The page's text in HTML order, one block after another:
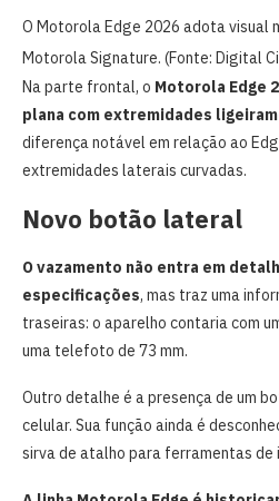
O Motorola Edge 2026 adota visual
Motorola Signature. (Fonte: Digital
Na parte frontal, o Motorola Edge
plana com extremidades
diferença notável em relação ao
extremidades laterais curvadas.
Novo botão lateral
O vazamento não entra em
especificações, mas traz uma
traseiras: o aparelho contaria com
uma telefoto de 73 mm.
Outro detalhe é a presença de um
celular. Sua função ainda é
sirva de atalho para ferramentas